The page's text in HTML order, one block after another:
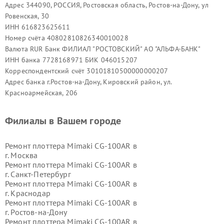
Адрес 344090, РОССИЯ, Ростовская область, Ростов-на-Дону, ул
Ровенская, 30
ИНН 616823625611
Номер счёта 40802810826340010028
Валюта RUR Банк ФИЛИАЛ "РОСТОВСКИЙ" АО "АЛЬФА-БАНК"
ИНН банка 7728168971 БИК 046015207
Корреспондентский счёт 30101810500000000207
Адрес банка г.Ростов-на-Дону, Кировский район, ул.
Красноармейская, 206
Филиалы в Вашем городе
Ремонт плоттера Mimaki CG-100AR в
г. Москва
Ремонт плоттера Mimaki CG-100AR в
г. Санкт-Петербург
Ремонт плоттера Mimaki CG-100AR в
г. Краснодар
Ремонт плоттера Mimaki CG-100AR в
г. Ростов-на-Дону
Ремонт плоттера Mimaki CG-100AR в